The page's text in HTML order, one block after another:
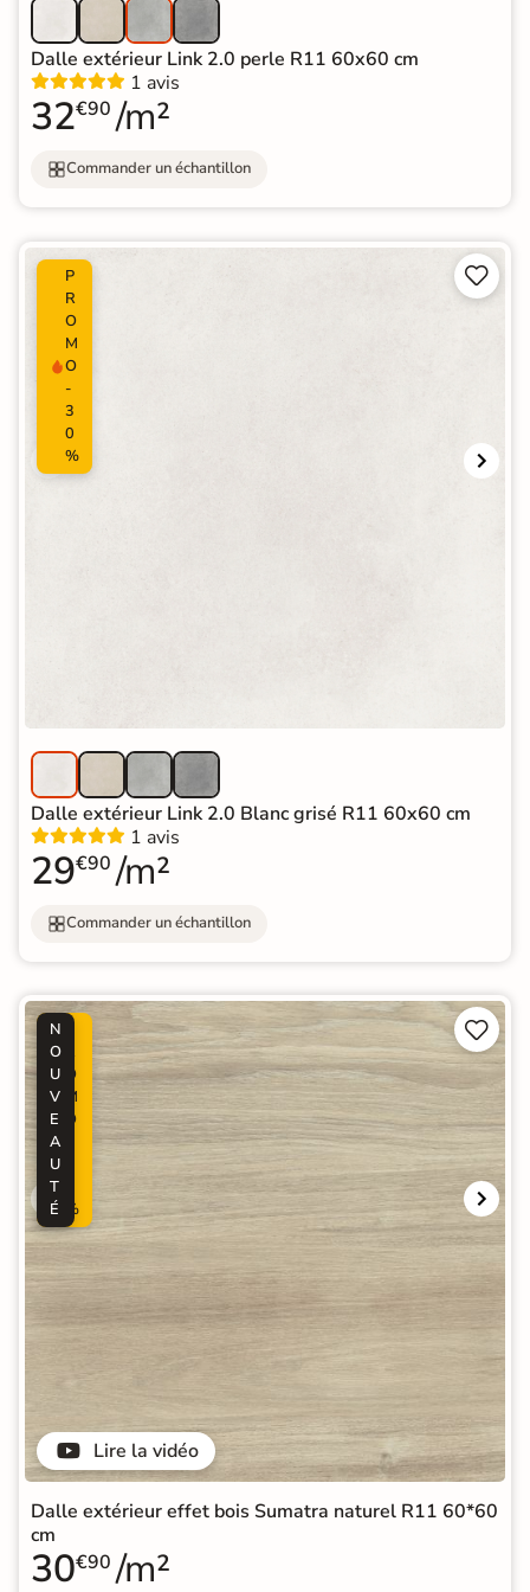
Dalle extérieur Link 2.0 perle R11 60x60 cm
1 avis
32€90 /m²
Commander un échantillon
P
R
O
M
O
-
3
0
%


Dalle extérieur Link 2.0 Blanc grisé R11 60x60 cm
1 avis
29€90 /m²
Commander un échantillon
Lire la vidéo
R
O
M
O
%
N
O
U
V
E
A
U
T
É


Dalle extérieur effet bois Sumatra naturel R11 60*60
cm
30€90 /m²